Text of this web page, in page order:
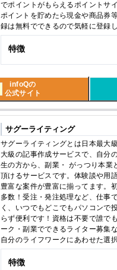
でポイントがもらえるポイントサ
ポイントを貯めたら現金や商品券
録は無料でできるので気軽に登録
特徴
infoQの
公式サイト
サグーライティング
サグーライティングとは日本最大
大級の記事作成サービスで、自分
生の方から、副業・ がっつり本業
頂けるサービスです。体験談や用
豊富な案件が豊富に揃ってます。
多数！受注・発注処理など、仕事
く、いつでもどこでもパソコンで
らず便利です！資格は不要で誰で
ーク・副業でできるライター募集
自分のライフワークにあわせた選
特徴